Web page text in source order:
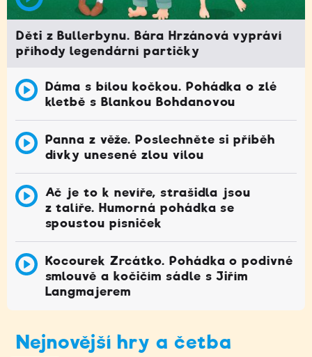
Děti z Bullerbynu. Bára Hrzánová vypráví
příhody legendární partičky
Dáma s bílou kočkou. Pohádka o zlé
kletbě s Blankou Bohdanovou
Panna z věže. Poslechněte si příběh
dívky unesené zlou vílou
Ač je to k nevíře, strašidla jsou
z talíře. Humorná pohádka se
spoustou písniček
Kocourek Zrcátko. Pohádka o podivné
smlouvě a kočičím sádle s Jiřím
Langmajerem
Nejnovější hry a četba